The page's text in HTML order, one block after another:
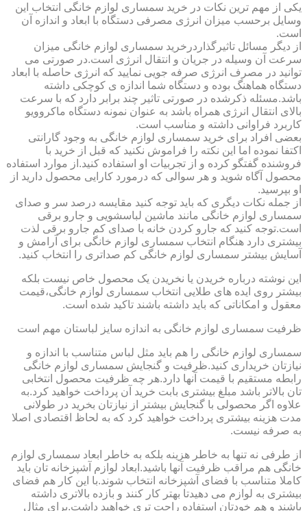
یکی از مهم ترین نکات در خرید سمساری لوازم خانگی انتخاب این
وسایل برحسب میزان انرژی مصرفی دستگاه با ابعاد و اندازه آن
است.
از دیگر مسائل تاثیرگذاردرخرید سمساری لوازم خانگی میزان
سرعت آن وسیله در جریان و انتقال انرژی است.در صورتی می
توانید در مصرف انرژی صرفه جویی نمایید که انرژی حاصله با ابعاد
دستگاه هماهنگ بوده و دستگاه شما اندازه ی کوچکی داشته
باشد.مسئله ذکرشده در صورتی تاثیر چند برابر دارد که با سرعت
بالای انتقال انرژی همراه باشد به عنوان نمونه دستگاه ماکروویو
کاربرد فراوانی داشته و مناسب است.
بعضی افراد برای خرید سمساری لوازم خانگی به وجود گارانتی
اکتفا نموده اما این نکته را فراموش نکنید که قبل از خرید با
فروشنده گفتگو کرده و از تجربیات او استفاده کنید.از موارد استفاده
محصول آگاه شوید و هر سوالی که درمورد کارایی محصول دارید از
او بپرسید.
از جمله نکات دیگری که باید توجه کنید مقایسه درصد سر و صدای
سمساری لوازم خانگی مانند ماشین لباسشویی و جارو برقی
است.توجه کنید که جارو کردن خانه با صدای کم جارو برقی لذت
بیشتری دارد هنگام انتخاب سمساری لوازم خانگی برای آرامش و
آسایش بیشتر سمساری لوازم خانگی کم صداتری را انتخاب کنید.
این نوشته درباره خریدن یا نخریدن یک محصول خاص نیست بلکه
بیشتر روی ایده های طلایی انتخاب سمساری لوازم خانگی،قیمت
معقول و امکاناتی که باید داشته باشند تاکید شده است.
ظرفیت سمساری لوازم خانگی به اندازه سایز لباستان مهم است
سمساری لوازم خانگی را هم باید مثل لباس متناسب با اندازه و
نیازتان خریداری کنید.ظرفیت و گنجایش سمساری لوازم خانگی
رابطه مستقیم با قیمت آنها دارد.هر چه ظرفیت محصول انتخابی
تان بالاتر باشد مبلغ بیشتری بابت خرید آن پرداخت خواهید کرد.به
علاوه اگر محصولی با گنجایش بیشتر از نیازتان بخرید در طولانی
مدت هزینه بیشتری پرداخت خواهید کرد که به لحاظ اقتصادی اصلا
به صرفه نیست.
از طرفی نه تنها به خاطر هزینه بلکه به خاطر ابعاد سمساری لوازم
خانگی هم مراقب ظرفیت آنها باشید.ابعاد لوازم آشپزخانه تان باید
کاملا متناسب با فضای آشپزخانه انتخاب شوند.با این کار هم فضای
بیشتری به لوازم می دهیدتا بهتر کار کنند و بازده بالاتری داشته
باشند و هم خودتان استفاده راحت تری خواهید داشت.برای مثال